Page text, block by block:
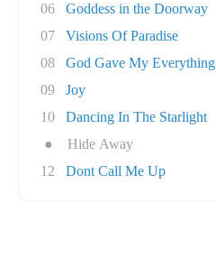
06
Goddess in the Doorway
07
Visions Of Paradise
08
God Gave My Everything
09
Joy
10
Dancing In The Starlight
●
Hide Away
12
Dont Call Me Up